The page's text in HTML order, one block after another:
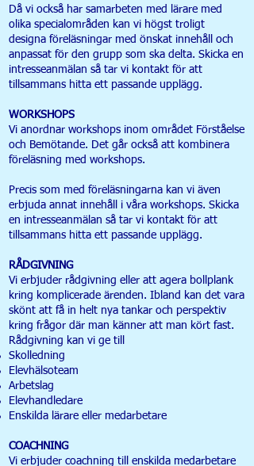
Då vi också har samarbeten med lärare med
olika specialområden kan vi högst troligt
designa föreläsningar med önskat innehåll och
anpassat för den grupp som ska delta. Skicka en
intresseanmälan så tar vi kontakt för att
tillsammans hitta ett passande upplägg.
WORKSHOPS
Vi anordnar workshops inom området Förståelse
och Bemötande. Det går också att kombinera
föreläsning med workshops.
Precis som med föreläsningarna kan vi även
erbjuda annat innehåll i våra workshops. Skicka
en intresseanmälan så tar vi kontakt för att
tillsammans hitta ett passande upplägg.
RÅDGIVNING
Vi erbjuder rådgivning eller att agera bollplank
kring komplicerade ärenden. Ibland kan det vara
skönt att få in helt nya tankar och perspektiv
kring frågor där man känner att man kört fast.
Rådgivning kan vi ge till
Skolledning
Elevhälsoteam
Arbetslag
Elevhandledare
Enskilda lärare eller medarbetare
COACHNING
Vi erbjuder coachning till enskilda medarbetare